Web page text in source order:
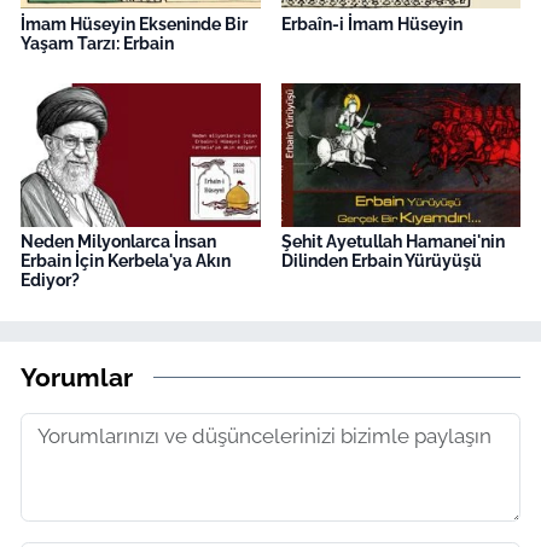
İmam Hüseyin Ekseninde Bir
Yaşam Tarzı: Erbain
Erbaîn-i İmam Hüseyin
Neden Milyonlarca İnsan
Erbain İçin Kerbela'ya Akın
Ediyor?
Şehit Ayetullah Hamanei'nin
Dilinden Erbain Yürüyüşü
Yorumlar